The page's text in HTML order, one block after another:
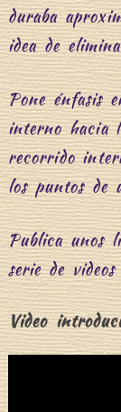
duraba
idea de
Pone énfasis
interno hacia
recorrido
los puntos de
Publica unos
serie de
Video